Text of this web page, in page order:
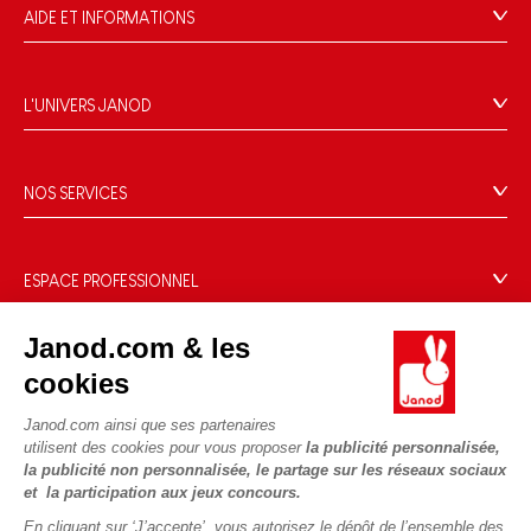
Janod.com & les
cookies
Janod.com ainsi que ses partenaires
utilisent des cookies pour vous proposer la publicité personnalisée,
la publicité non personnalisée, le partage sur les réseaux sociaux
et la participation aux jeux concours.
En cliquant sur ‘J’accepte’, vous autorisez le dépôt de l’ensemble des
AIDE ET INFORMATIONS
FAQ
Contact
Rappel Produits
Données personnelles
Gestion des cookies
Conditions du #YesJanod
L'UNIVERS JANOD
Le design
Blog Conseils d'Experts
Le FSC®, c'est quoi ?
Sélection de jouets par âge
Fiche environnementale
NOS SERVICES
Paiement
Livraison
Règles du jeu & notices
Nos guides d'achat
ESPACE PROFESSIONNEL
Espace recrutement
NOUS SUIVRE